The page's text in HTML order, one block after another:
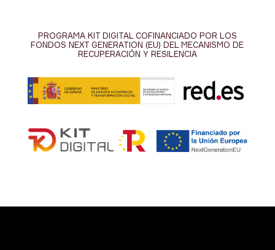
PROGRAMA KIT DIGITAL COFINANCIADO POR LOS
FONDOS NEXT GENERATION (EU) DEL MECANISMO DE
RECUPERACIÓN Y RESILENCIA